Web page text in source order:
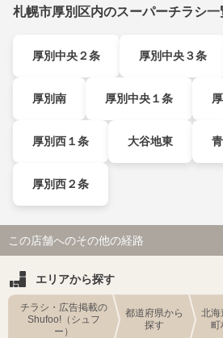
札幌市厚別区内のスーパーチラシ一
厚別中央２条 厚別中央３条
厚別南 厚別中央１条
厚別西１条 大谷地東
厚別西２条
この店舗へのその他の経路
エリアから探す
チラシ・広告掲載の
Shufoo!（シュフ
ー）
都道府県から
探す
北海
町